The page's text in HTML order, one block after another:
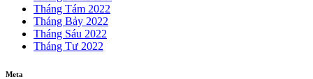
Tháng Tám 2022
Tháng Bảy 2022
Tháng Sáu 2022
Tháng Tư 2022
Meta